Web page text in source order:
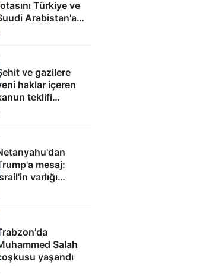
Türkiye ve
Arabistan'a
ve gazilere
haklar içeren
teklifi
geçti
mesaj:
varlığı
Salah
yaşandı